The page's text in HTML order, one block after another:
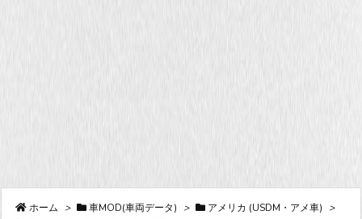
ホーム > 車MOD(車両データ) > アメリカ (USDM・アメ車)
>